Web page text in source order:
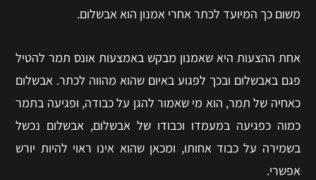
משום כך המיועד לכתר אחרי אמנון הוא אבשלום.
אחת ההצעות היא שאמנון מבקש באמצעות אונס תמר להטיל
פגם באבשלום ובכך לפגוע באיום שהוא מהווה לכתר. אבשלום
כאחיה של תמר, הוא מי שאמור להגן על כבודה, ופגיעה בתמר
כמוה כפגיעה במעמדו וכבודו של אבשלום, אבשלום נכשל
בשמירה על כבוד אחותו, ומכאן שהוא אינו ראוי להיות יורש
אפשרי.